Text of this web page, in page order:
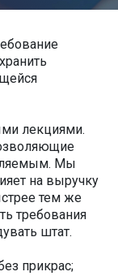
лекциями.
Мы
на выручку
тем же
требования
штат.
прикрас;